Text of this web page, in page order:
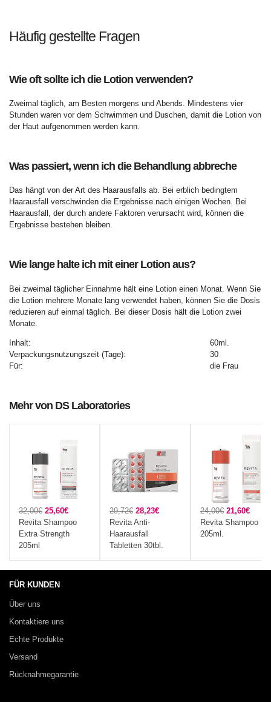
Häufig gestellte Fragen
Wie oft sollte ich die Lotion verwenden?
Zweimal täglich, am Besten morgens und Abends. Mindestens vier
Stunden waren vor dem Schwimmen und Duschen, damit die Lotion von
der Haut aufgenommen werden kann.
Was passiert, wenn ich die Behandlung abbreche
Das hängt von der Art des Haarausfalls ab. Bei erblich bedingtem
Haarausfall verschwinden die Ergebnisse nach einigen Wochen. Bei
Haarausfall, der durch andere Faktoren verursacht wird, können die
Ergebnisse bestehen bleiben.
Wie lange halte ich mit einer Lotion aus?
Bei zweimal täglicher Einnahme hält eine Lotion einen Monat. Wenn Sie
die Lotion mehrere Monate lang verwendet haben, können Sie die Dosis
reduzieren auf einmal täglich. Bei dieser Dosis hält die Lotion zwei
Monate.
Inhalt:
60ml.
Verpackungsnutzungszeit (Tage):
30
Für:
die Frau
Mehr von DS Laboratories
32,00€ 25,60€
Revita Shampoo
Extra Strength
205ml
29,72€ 28,23€
Revita Anti-
Haarausfall
Tabletten 30tbl.
24,00€ 21,60€
Revita Shampoo
205ml.
FÜR KUNDEN
Über uns
Kontaktiere uns
Echte Produkte
Versand
Rücknahmegarantie